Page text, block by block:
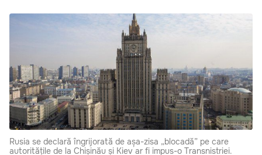
Rusia se declară îngrijorată de așa-zisa „blocadă” pe care
autoritățile de la Chișinău și Kiev ar fi impus-o Transnistriei.